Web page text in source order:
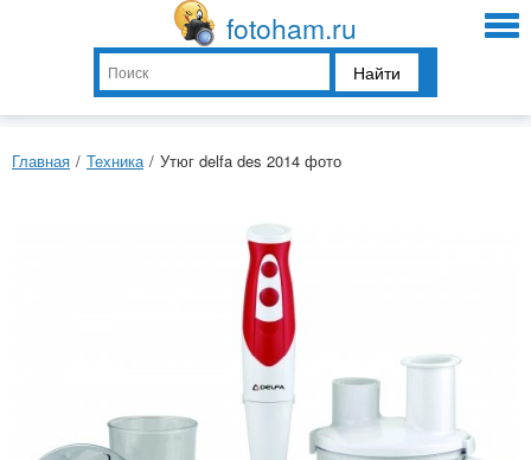
fotoham.ru
Найти
Главная / Техника / Утюг delfa des 2014 фото